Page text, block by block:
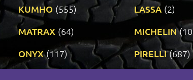
KUMHO (555) LASSA (2)
MATRAX (64) MICHELIN
ONYX (117) PIRELLI (687)